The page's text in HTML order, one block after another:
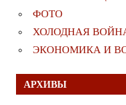
ФОТО
ХОЛОДНАЯ
ЭКОНОМИКА И
АРХИВЫ